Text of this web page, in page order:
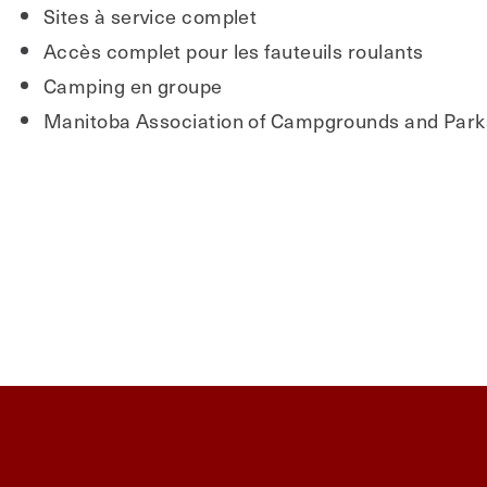
Sites à service complet
Accès complet pour les fauteuils roulants
Camping en groupe
Manitoba Association of Campgrounds and